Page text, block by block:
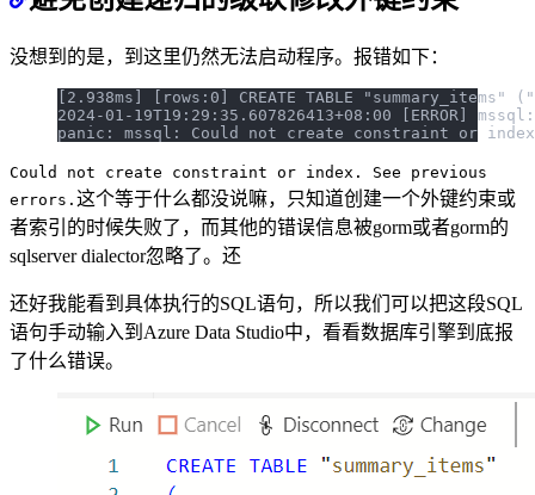
没想到的是，到这里仍然无法启动程序。报错如下：
[2.938ms] [rows:0] CREATE TABLE "summary_items"
2024-01-19T19:29:35.607826413+08:00 [ERROR]
panic: mssql: Could not create constraint or
Could not create constraint or index. See previous
errors. 这个等于什么都没说嘛，只知道创建一个外键约束或
者索引的时候失败了，而其他的错误信息被gorm或者gorm的
sqlserver dialector忽略了。还
还好我能看到具体执行的SQL语句，所以我们可以把这段SQL
语句手动输入到Azure Data Studio中，看看数据库引擎到底报
了什么错误。